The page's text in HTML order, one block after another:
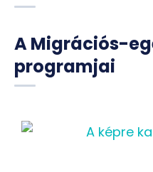
A Migrációs-
programjai